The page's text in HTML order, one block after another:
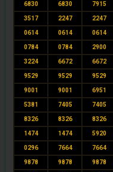
6830 6830 7915
3517 2247 2247
0614 0614 0614
0784 0784 2900
3224 6672 6672
9529 9529 9529
9001 9001 6951
5381 7405 7405
8326 8326 8326
1474 1474 5920
0296 7664 7664
9878 9878 9878